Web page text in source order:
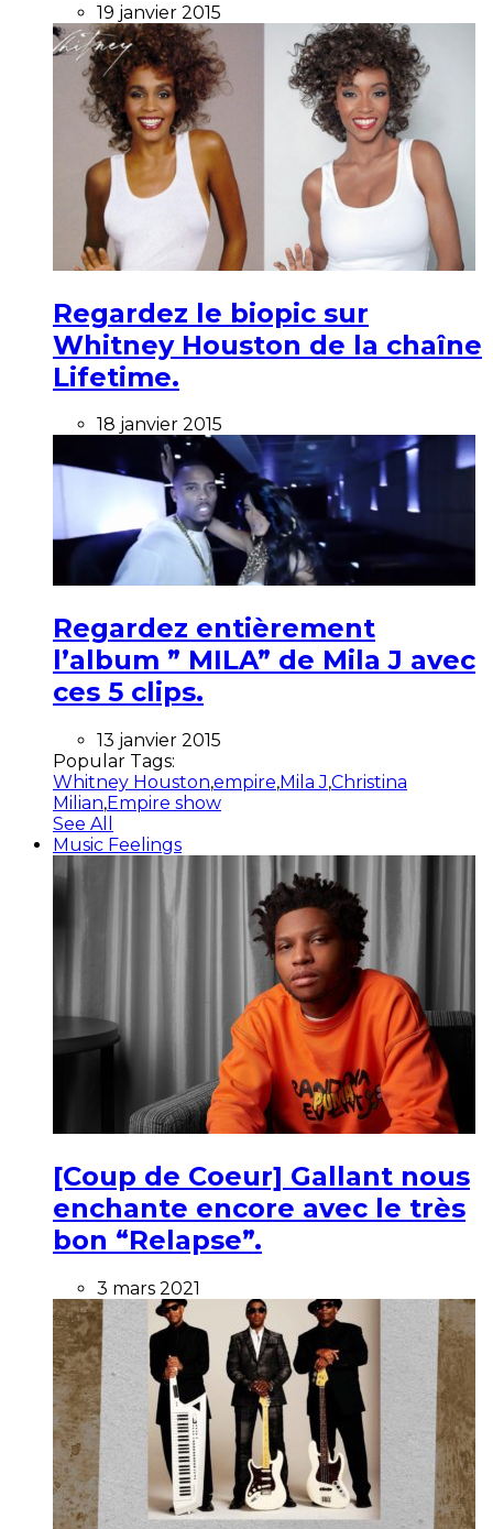
19 janvier 2015
Regardez le biopic sur
Whitney Houston de la chaîne
Lifetime.
18 janvier 2015
Regardez entièrement
l’album ” MILA” de Mila J avec
ces 5 clips.
13 janvier 2015
Popular Tags:
Whitney Houston,empire,Mila J,Christina
Milian,Empire show
See All
Music Feelings
[Coup de Coeur] Gallant nous
enchante encore avec le très
bon “Relapse”.
3 mars 2021